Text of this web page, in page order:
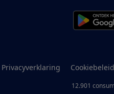
Privacyverklaring Cookiebeleid
12.901